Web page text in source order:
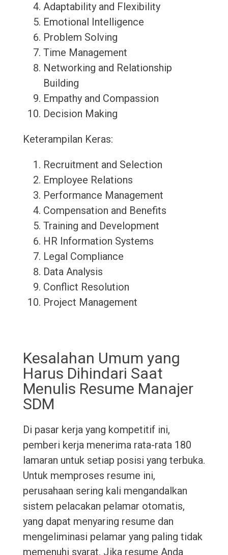
Adaptability and Flexibility
Emotional Intelligence
Problem Solving
Time Management
Networking and Relationship
Building
Empathy and Compassion
Decision Making
Keterampilan Keras:
Recruitment and Selection
Employee Relations
Performance Management
Compensation and Benefits
Training and Development
HR Information Systems
Legal Compliance
Data Analysis
Conflict Resolution
Project Management
Kesalahan Umum yang
Harus Dihindari Saat
Menulis Resume Manajer
SDM
Di pasar kerja yang kompetitif ini,
pemberi kerja menerima rata-rata 180
lamaran untuk setiap posisi yang terbuka.
Untuk memproses resume ini,
perusahaan sering kali mengandalkan
sistem pelacakan pelamar otomatis,
yang dapat menyaring resume dan
mengeliminasi pelamar yang paling tidak
memenuhi syarat. Jika resume Anda